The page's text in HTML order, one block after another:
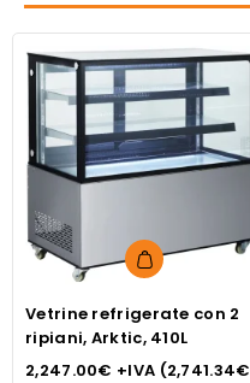
Vetrine refrigerate con 2
ripiani, Arktic, 410L
2,247.00€ +IVA (2,741.34€